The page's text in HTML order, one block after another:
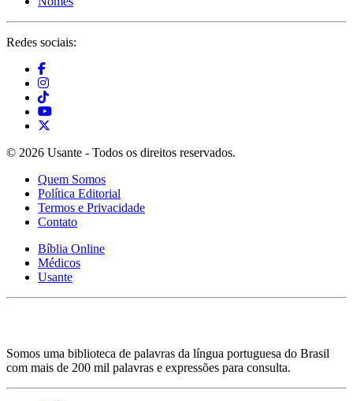
Redes sociais:
© 2026 Usante - Todos os direitos reservados.
Quem Somos
Política Editorial
Termos e Privacidade
Contato
Bíblia Online
Médicos
Usante
Somos uma biblioteca de palavras da língua portuguesa do Brasil
com mais de 200 mil palavras e expressões para consulta.